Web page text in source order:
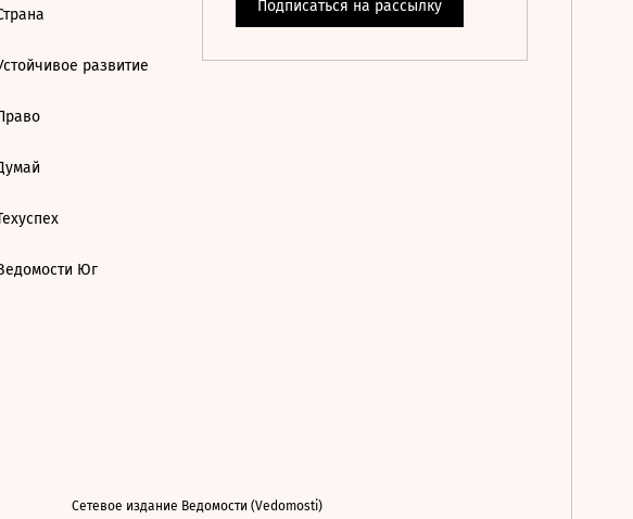
развитие
Юг
Сетевое издание Ведомости (Vedomosti)